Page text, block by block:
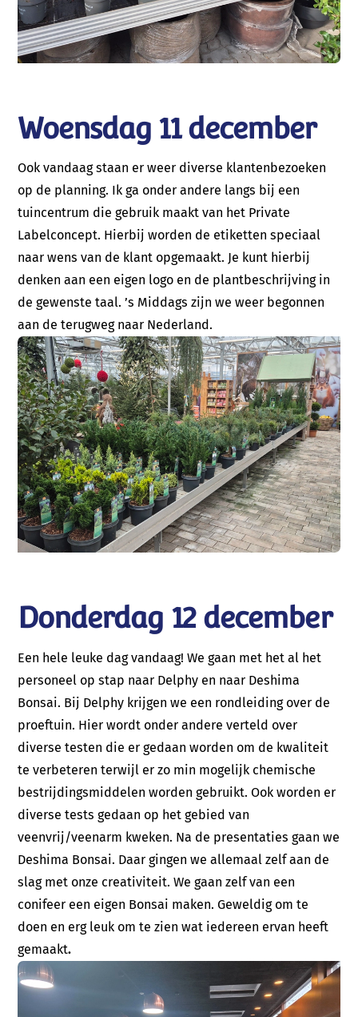
Telefoon:
06 57 64 34 58 (Mariëlle) of 06 38 78 57 53
(André)
E-mail:
info@talentboom.nl
Contact
Woensdag 11 december
Ook vandaag staan er weer diverse klantenbezoeken
op de planning. Ik ga onder andere langs bij een
tuincentrum die gebruik maakt van het Private
Labelconcept. Hierbij worden de etiketten speciaal
naar wens van de klant opgemaakt. Je kunt hierbij
denken aan een eigen logo en de plantbeschrijving in
de gewenste taal. ’s Middags zijn we weer begonnen
aan de terugweg naar Nederland.
Donderdag 12 december
Een hele leuke dag vandaag! We gaan met het al het
personeel op stap naar Delphy en naar Deshima
Bonsai. Bij Delphy krijgen we een rondleiding over de
proeftuin. Hier wordt onder andere verteld over
diverse testen die er gedaan worden om de kwaliteit
te verbeteren terwijl er zo min mogelijk chemische
bestrijdingsmiddelen worden gebruikt. Ook worden er
diverse tests gedaan op het gebied van
veenvrij/veenarm kweken. Na de presentaties gaan we
Deshima Bonsai. Daar gingen we allemaal zelf aan de
slag met onze creativiteit. We gaan zelf van een
conifeer een eigen Bonsai maken. Geweldig om te
doen en erg leuk om te zien wat iedereen ervan heeft
gemaakt.